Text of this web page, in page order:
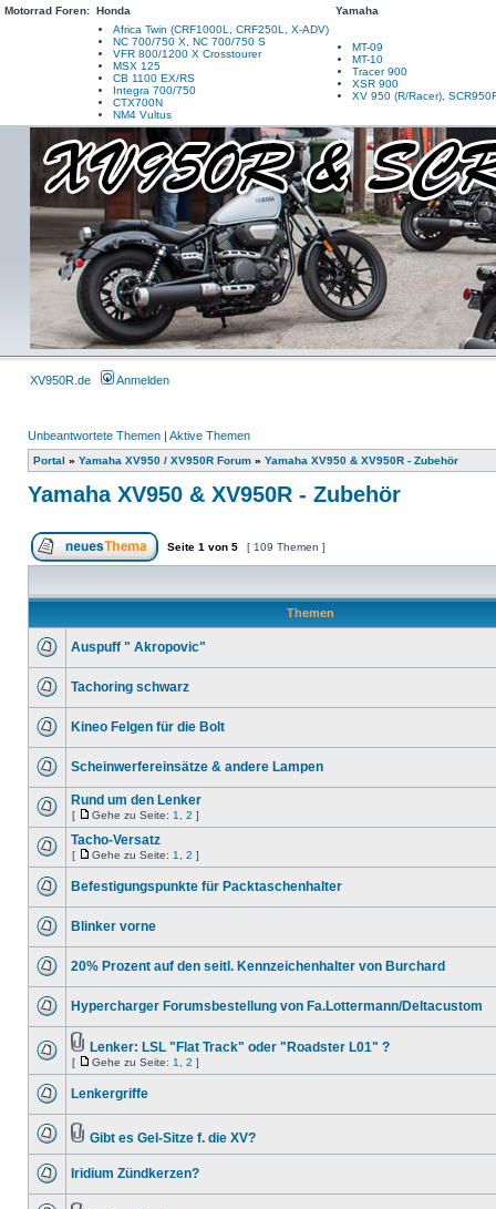
Motorrad Foren: Honda
Yamaha
Africa Twin (CRF1000L, CRF250L, X-ADV)
NC 700/750 X, NC 700/750 S
VFR 800/1200 X Crosstourer
MSX 125
CB 1100 EX/RS
Integra 700/750
CTX700N
NM4 Vultus
MT-09
MT-10
Tracer 900
XSR 900
XV 950 (R/Racer),
XV950R.de Anmelden
Unbeantwortete Themen | Aktive Themen
Portal » Yamaha XV950 / XV950R Forum » Yamaha XV950 & XV950R - Zubehör
Yamaha XV950 & XV950R - Zubehör
Seite 1 von 5 [ 109 Themen ]
Themen
Auspuff " Akropovic"
Tachoring schwarz
Kineo Felgen für die Bolt
Scheinwerfereinsätze & andere Lampen
Rund um den Lenker
[ Gehe zu Seite: 1 2 ]
Tacho-Versatz
[ Gehe zu Seite: 1 2 ]
Befestigungspunkte für Packtaschenhalter
Blinker vorne
20% Prozent auf den seitl. Kennzeichenhalter von Burchard
Hypercharger Forumsbestellung von Fa.Lottermann/Deltacustom
Lenker: LSL "Flat Track" oder "Roadster L01" ?
[ Gehe zu Seite: 1 2 ]
Lenkergriffe
Gibt es Gel-Sitze f. die XV?
Iridium Zündkerzen?